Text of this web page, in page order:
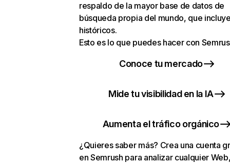
respaldo de la mayor base de datos de
búsqueda propia del mundo, que
históricos.
Esto es lo que puedes hacer con
Conoce tu mercado
Mide tu visibilidad en la IA
Aumenta el tráfico orgánico
¿Quieres saber más? Crea una cuenta
en Semrush para analizar cualquier